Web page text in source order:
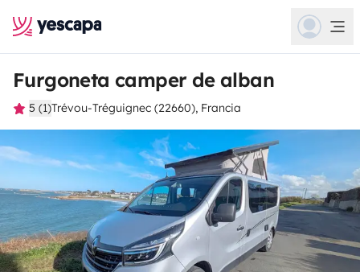
Furgoneta camper de alban
5 (1)Trévou-Tréguignec (22660), Francia